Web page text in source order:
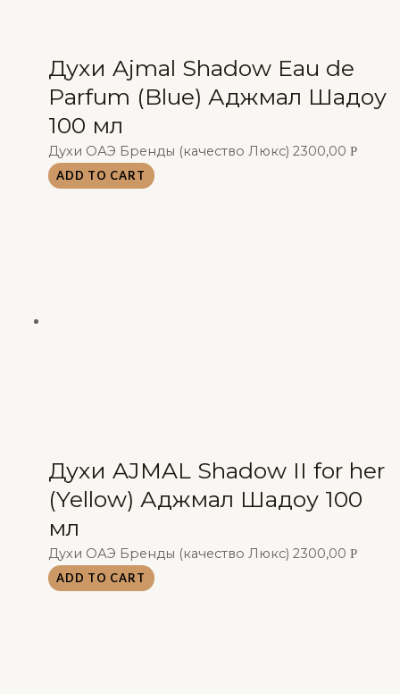
Духи Ajmal Shadow Eau de
Parfum (Blue) Аджмал Шадоу
100 мл
Духи ОАЭ Бренды (качество Люкс) 2300,00 Р
ADD TO CART
Духи AJMAL Shadow II for her
(Yellow) Аджмал Шадоу 100
мл
Духи ОАЭ Бренды (качество Люкс) 2300,00 Р
ADD TO CART